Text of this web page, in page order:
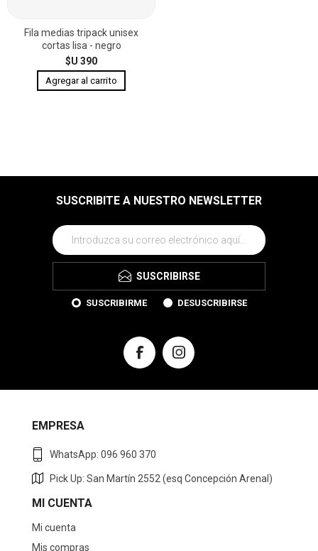
Fila medias tripack unisex
cortas lisa - negro
$U 390
SUSCRIBITE A NUESTRO NEWSLETTER
SUSCRIBIRSE
SUSCRIBIRME DESUSCRIBIRSE
EMPRESA
WhatsApp: 096 960 370
Pick Up: San Martín 2552 (esq Concepción Arenal)
MI CUENTA
Mi cuenta
Mis compras